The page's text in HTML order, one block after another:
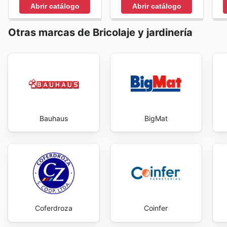
mientras se desplazan, elimina barreras y simplifica
enjoy exclusive savings every day.
Abrir catálogo Abrir catálogo
Otras marcas de Bricolaje y jardinería
Bauhaus BigMat
Coferdroza Coinfer